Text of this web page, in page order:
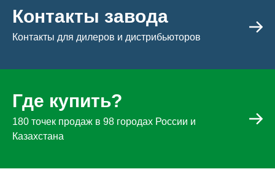
Контакты завода
Контакты для дилеров и дистрибьюторов
Где купить?
180 точек продаж в 98 городах России и
Казахстана